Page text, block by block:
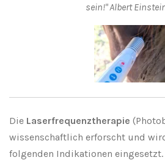
sein!"Albert
Die Laserfrequenztherapie
wissenschaftlich erforscht und
folgenden Indikationen eingesetzt.